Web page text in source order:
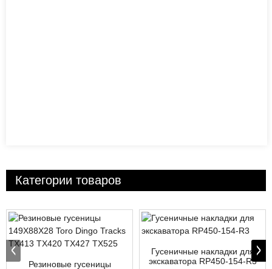
Категории товаров
Резиновые гусеницы
Гусеничные накладки для
экскаватора RP450-154-R3